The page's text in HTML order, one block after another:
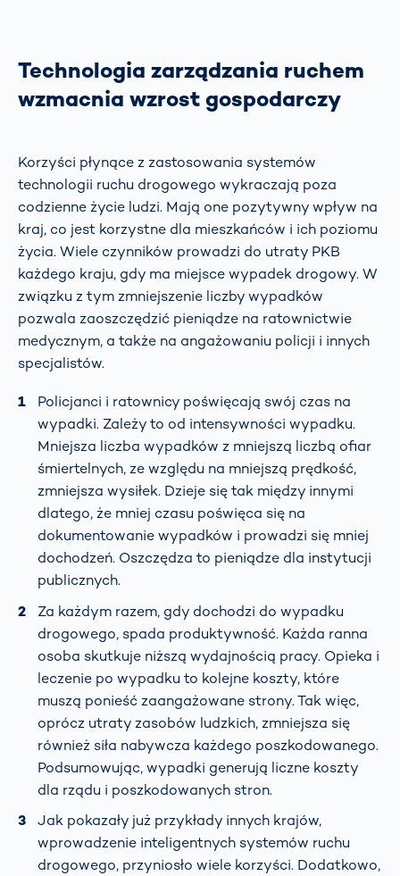
Technologia zarządzania ruchem
wzmacnia wzrost gospodarczy
Korzyści płynące z zastosowania systemów
technologii ruchu drogowego wykraczają poza
codzienne życie ludzi. Mają one pozytywny wpływ na
kraj, co jest korzystne dla mieszkańców i ich poziomu
życia. Wiele czynników prowadzi do utraty PKB
każdego kraju, gdy ma miejsce wypadek drogowy. W
związku z tym zmniejszenie liczby wypadków
pozwala zaoszczędzić pieniądze na ratownictwie
medycznym, a także na angażowaniu policji i innych
specjalistów.
Policjanci i ratownicy poświęcają swój czas na
wypadki. Zależy to od intensywności wypadku.
Mniejsza liczba wypadków z mniejszą liczbą ofiar
śmiertelnych, ze względu na mniejszą prędkość,
zmniejsza wysiłek. Dzieje się tak między innymi
dlatego, że mniej czasu poświęca się na
dokumentowanie wypadków i prowadzi się mniej
dochodzeń. Oszczędza to pieniądze dla instytucji
publicznych.
Za każdym razem, gdy dochodzi do wypadku
drogowego, spada produktywność. Każda ranna
osoba skutkuje niższą wydajnością pracy. Opieka i
leczenie po wypadku to kolejne koszty, które
muszą ponieść zaangażowane strony. Tak więc,
oprócz utraty zasobów ludzkich, zmniejsza się
również siła nabywcza każdego poszkodowanego.
Podsumowując, wypadki generują liczne koszty
dla rządu i poszkodowanych stron.
Jak pokazały już przykłady innych krajów,
wprowadzenie inteligentnych systemów ruchu
drogowego, przyniosło wiele korzyści. Dodatkowo,